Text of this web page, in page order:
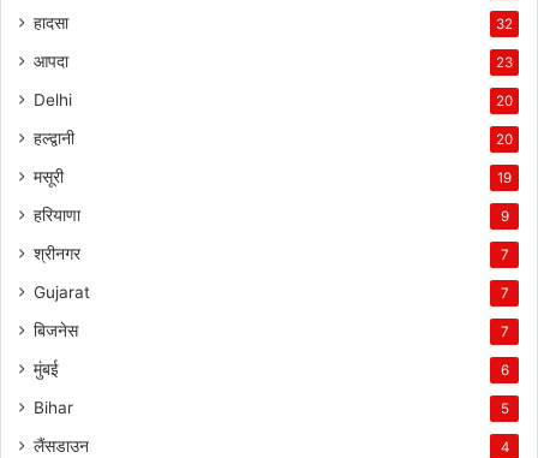
हादसा 32
आपदा 23
Delhi 20
हल्द्वानी 20
मसूरी 19
हरियाणा 9
श्रीनगर 7
Gujarat 7
बिजनेस 7
मुंबई 6
Bihar 5
लैंसडाउन 4